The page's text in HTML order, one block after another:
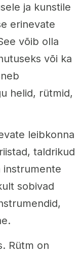
ja kunstile
erinevate
võib olla
või ka
helid, rütmid,
leibkonna
taldrikud
instrumente
sobivad
Rütm on